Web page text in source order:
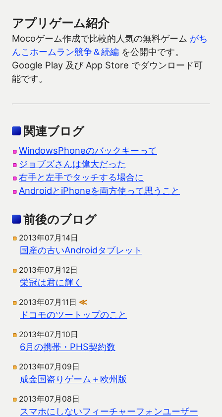
アプリゲーム紹介
Mocoゲーム作成で比較的人気の無料ゲーム がち
んこホームラン競争＆続編 を公開中です。
Google Play 及び App Store でダウンロード可
能です。
関連ブログ
WindowsPhoneのバックキーって
ジョブズさんは偉大だった
右手と左手でタッチする場合に
AndroidとiPhoneを両方使って思うこと
前後のブログ
2013年07月14日
国産の古いAndroidタブレット
2013年07月12日
栄冠は君に輝く
2013年07月11日 ≪
ドコモのツートップのこと
2013年07月10日
6月の携帯・PHS契約数
2013年07月09日
成金国盗りゲーム＋欧州版
2013年07月08日
スマホにしないフィーチャーフォンユーザー